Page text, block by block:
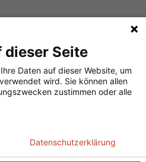
im Überblick Impressum
Datenschutz
Mediadaten
dieser Seite
Daten auf dieser Website, um
wird. Sie können allen
zustimmen oder alle
Datenschutzerklärung